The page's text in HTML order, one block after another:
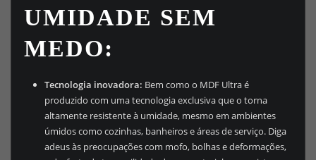
UMIDADE SEM
MEDO:
Tecnologia inovadora: Bem como o MDF Ultra é
produzido com uma tecnologia exclusiva que o torna
altamente resistente à umidade, mesmo em ambientes
úmidos como cozinhas, banheiros e áreas de serviço. Diga
adeus às preocupações com mofo, bolhas e deformações,